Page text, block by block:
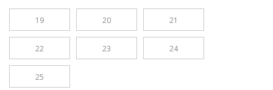
19 20 21
22 23 24
25